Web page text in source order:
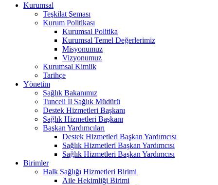
Kurumsal
Teşkilat Şeması
Kurum Politikası
Kurumsal Politika
Kurumsal Temel Değerlerimiz
Misyonumuz
Vizyonumuz
Kurumsal Kimlik
Tarihçe
Yönetim
Sağlık Bakanımız
Tunceli İl Sağlık Müdürü
Destek Hizmetleri Başkanı
Sağlık Hizmetleri Başkanı
Başkan Yardımcıları
Destek Hizmetleri Başkan Yardımcısı
Sağlık Hizmetleri Başkan Yardımcısı
Sağlık Hizmetleri Başkan Yardımcısı
Birimler
Halk Sağlığı Hizmetleri Birimi
Aile Hekimliği Birimi